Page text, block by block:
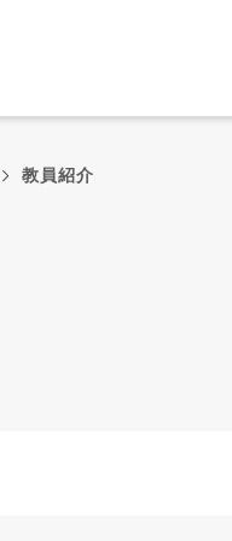
教員紹介